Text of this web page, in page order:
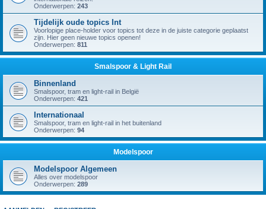
Onderwerpen: 243
Tijdelijk oude topics Int
Voorlopige place-holder voor topics tot deze in de juiste categorie geplaatst
zijn. Hier geen nieuwe topics openen!
Onderwerpen: 811
Smalspoor & Light Rail
Binnenland
Smalspoor, tram en light-rail in België
Onderwerpen: 421
Internationaal
Smalspoor, tram en light-rail in het buitenland
Onderwerpen: 94
Modelspoor
Modelspoor Algemeen
Alles over modelspoor
Onderwerpen: 289